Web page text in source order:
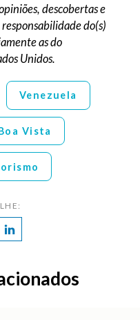
descobertas e
do(s)
as do
Unidos.
Venezuela
Vista